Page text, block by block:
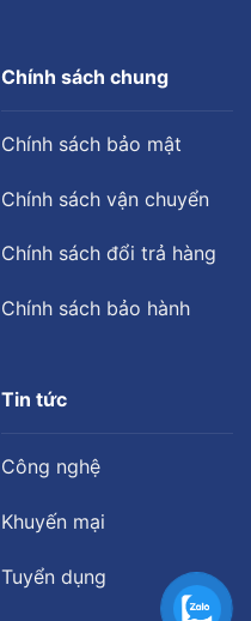
Chính sách chung
Chính sách bảo mật
Chính sách vận chuyển
Chính sách đổi trả hàng
Chính sách bảo hành
Tin tức
Công nghệ
Khuyến mại
Tuyển dụng